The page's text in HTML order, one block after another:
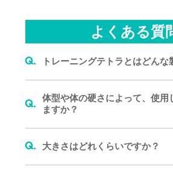
よくある質
Q. トレーニングテトラとはどんな
Q.
体型や体の硬さによって、使用
ますか？
Q. 大きさはどれくらいですか？